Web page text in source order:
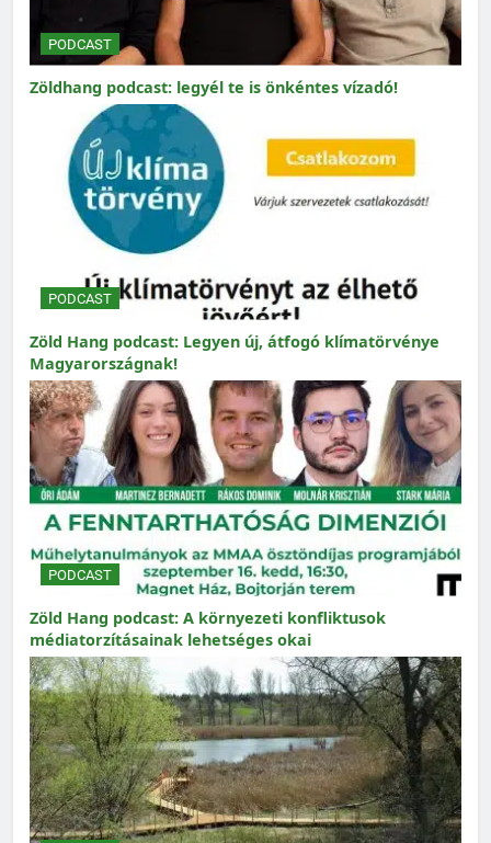
PODCAST
Zöldhang podcast: legyél te is önkéntes vízadó!
PODCAST
Zöld Hang podcast: Legyen új, átfogó klímatörvénye
Magyarországnak!
PODCAST
Zöld Hang podcast: A környezeti konfliktusok
médiatorzításainak lehetséges okai